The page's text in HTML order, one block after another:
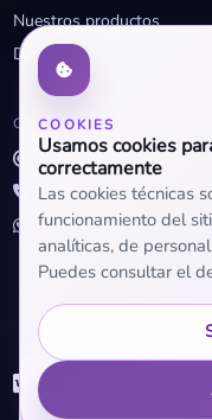
COOKIES
Usamos cookies
correctamente
Las cookies técnicas
funcionamiento del
analíticas, de
Puedes consultar el
Nuestros productos
Descuentos profesionales
CONTACTO
info@openclima.com
919 32 73 23
+34 623 56 04 93